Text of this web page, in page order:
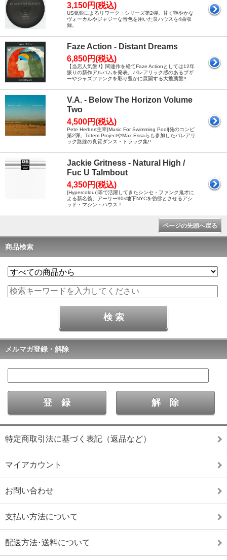
3,150円(税込)
US気鋭によるリワーク・シリーズ第2弾。甘く艶やかな
ヴォーカルやジャジーな音色を用いた良ハウスを4曲収
録。
Faze Action - Distant Dreams
6,850円(税込)
【当店人気盤!!】関連作を経てFaze Actionとしては12年
振りの新作アルバムを発表。バレアリック感のあるブギ
ーやジャズファンクを彩り豊かに展開する大推薦盤!!
V.A. - Below The Horizon Volume
Two
4,500円(税込)
Pete Herbert主宰[Music For Swimming Pool]発のコンピ
第2弾。Totem ProjectやMax Essaらも参加したバレアリ
ック路線の良質ダンス・トラック集!!
Jackie Gritness - Natural High /
Fuc U Talmbout
4,350円(税込)
[Hypercolour]等で活躍してきたシンセ・ファンク鬼才に
よる新名義。アーリー90s地下NYCを彷彿とさせるアシ
ッド・マシン・ハウス！
ページの先頭へ戻る
商品検索
メルマガ登録・解除
特定商取引法に基づく表記（返品など）
マイアカウント
お問い合わせ
支払い方法について
配送方法･送料について